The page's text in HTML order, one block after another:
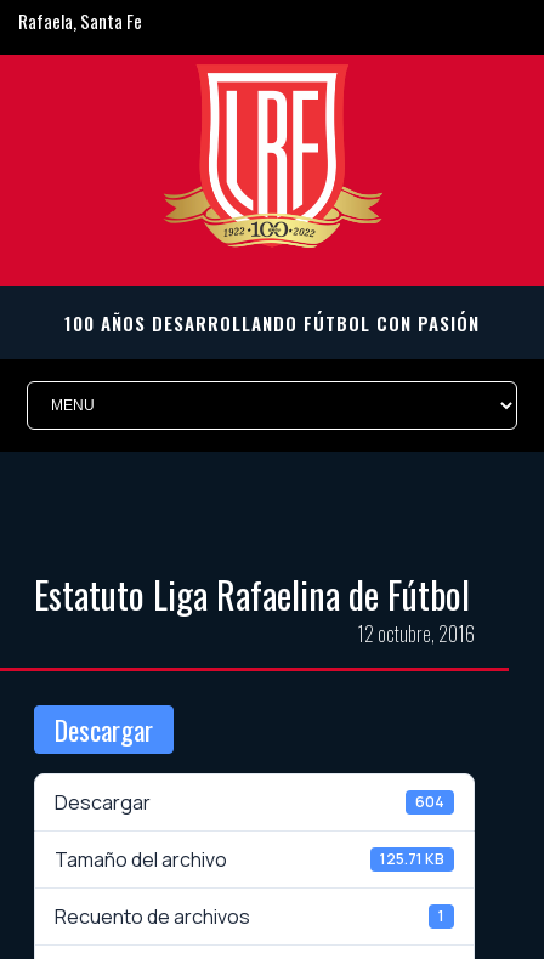
Rafaela, Santa Fe
ligarafaelina@gmail.com
Estatuto Liga Rafaelina de Fútbol
12 octubre, 2016
Descargar
Descargar 604
Tamaño del archivo 125.71 KB
Recuento de archivos 1